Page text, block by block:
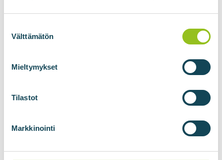
valinta
Välttämätön
Mieltymykset
Tilastot
Markkinointi
Samtykke
Jeg samtykker til at opplysningene mine
personvernerklæringen.